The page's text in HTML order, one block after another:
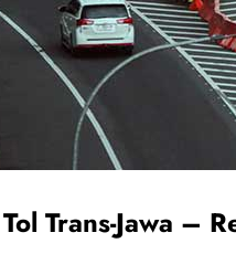
Trans-Jawa –